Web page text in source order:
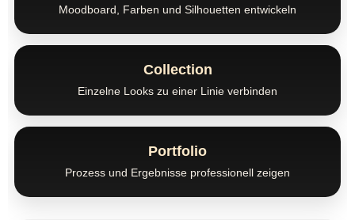
Moodboard, Farben und Silhouetten entwickeln
Collection
Einzelne Looks zu einer Linie verbinden
Portfolio
Prozess und Ergebnisse professionell zeigen